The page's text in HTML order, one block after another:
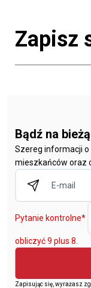
Zapisz
Bądź na
Szereg informacji
mieszkańców oraz
Pytanie kontrolne*
obliczyć 9 plus 8.
Zapisując się, wyrażasz